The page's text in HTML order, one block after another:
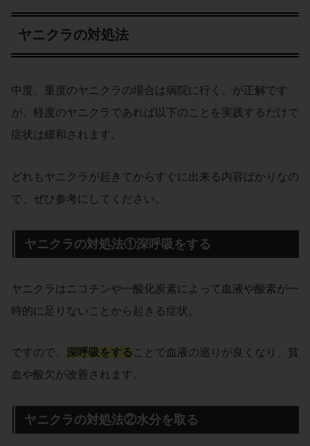
ヤニクラの対処法
中度、重度のヤニクラの場合は病院に行く、が正解です
が、軽度のヤニクラであれば以下のことを実践するだけで
症状は緩和されます。
どれもヤニクラが起きてからすぐに出来る内容ばかりなの
で、ぜひ参考にしてください。
ヤニクラの対処法①深呼吸をする
ヤニクラはニコチンや一酸化炭素によって血液や酸素が一
時的に足りないことから起きる症状。
ですので、 深呼吸をする ことで血液の巡りが良くなり、貧
血や酸欠が改善されます。
ヤニクラの対処法②水分を取る